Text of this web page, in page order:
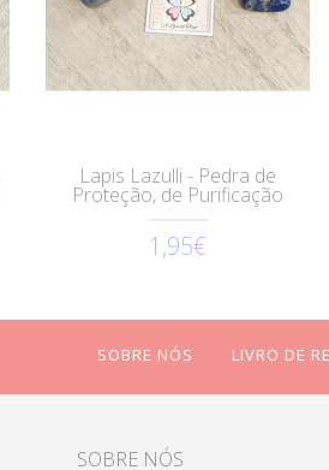
Lapis Lazulli - Pedra de
Proteção, de Purificação
1,95€
SOBRE NÓS LIVRO DE
SOBRE NÓS